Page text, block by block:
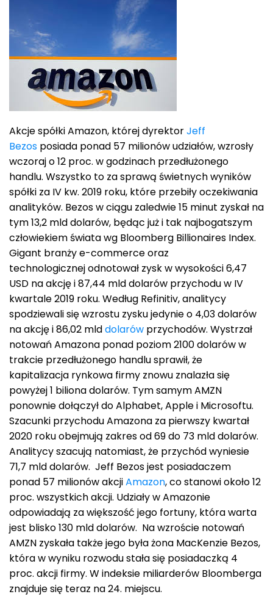
Akcje spółki Amazon, której dyrektorJeff
Bezos posiada ponad 57 milionów udziałów, wzrosły
wczoraj o 12 proc. w godzinach przedłużonego
handlu. Wszystko to za sprawą świetnych wyników
spółki za IV kw. 2019 roku, które przebiły oczekiwania
analityków. Bezos w ciągu zaledwie 15 minut zyskał na
tym 13,2 mld dolarów, będąc już i tak najbogatszym
człowiekiem świata wg Bloomberg Billionaires Index.
Gigant branży e-commerce oraz
technologicznej odnotował zysk w wysokości 6,47
USD na akcję i 87,44 mld dolarów przychodu w IV
kwartale 2019 roku. Według Refinitiv, analitycy
spodziewali się wzrostu zysku jedynie o 4,03 dolarów
na akcję i 86,02 mlddolarów przychodów. Wystrzał
notowań Amazona ponad poziom 2100 dolarów w
trakcie przedłużonego handlu sprawił, że
kapitalizacja rynkowa firmy znowu znalazła się
powyżej 1 biliona dolarów. Tym samym AMZN
ponownie dołączył do Alphabet, Apple i Microsoftu.
Szacunki przychodu Amazona za pierwszy kwartał
2020 roku obejmują zakres od 69 do 73 mld dolarów.
Analitycy szacują natomiast, że przychód wyniesie
71,7 mld dolarów. Jeff Bezos jest posiadaczem
ponad 57 milionów akcjiAmazon, co stanowi około 12
proc. wszystkich akcji. Udziały w Amazonie
odpowiadają za większość jego fortuny, która warta
jest blisko 130 mld dolarów. Na wzroście notowań
AMZN zyskała także jego była żona MacKenzie Bezos,
która w wyniku rozwodu stała się posiadaczką 4
proc. akcji firmy. W indeksie miliarderów Bloomberga
znajduje się teraz na 24. miejscu.